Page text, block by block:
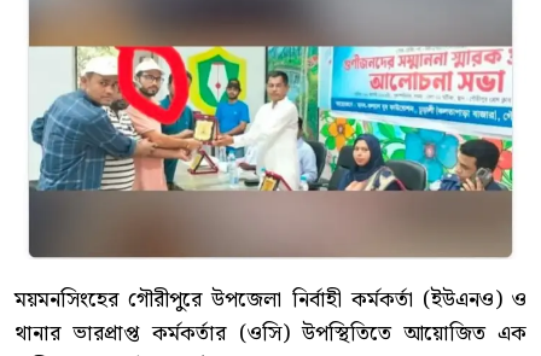
ময়মনসিংহের গৌরীপুরে উপজেলা নির্বাহী কর্মকর্তা (ইউএনও) ও
থানার ভারপ্রাপ্ত কর্মকর্তার (ওসি) উপস্থিতিতে আয়োজিত এক